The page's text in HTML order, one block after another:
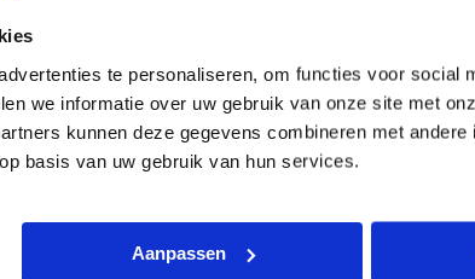
te personaliseren, om functies voor social
we informatie over uw gebruik van onze site met
kunnen deze gegevens combineren met
basis van uw gebruik van hun services.
Aanpassen